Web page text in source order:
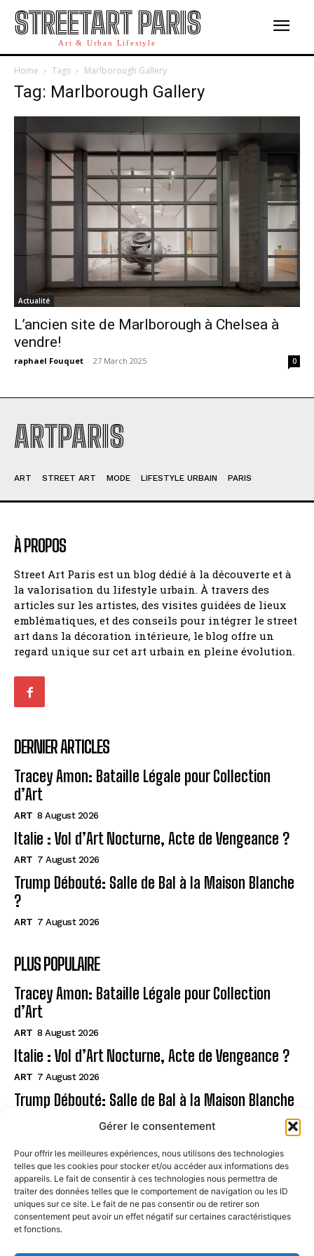
Gérer le consentement
Pour offrir les meilleures expériences, nous utilisons des technologies
telles que les cookies pour stocker et/ou accéder aux informations des
appareils. Le fait de consentir à ces technologies nous permettra de
traiter des données telles que le comportement de navigation ou les ID
uniques sur ce site. Le fait de ne pas consentir ou de retirer son
consentement peut avoir un effet négatif sur certaines caractéristiques
et fonctions.
STREETART PARIS
Art & Urban Lifestyle
Home Tags Marlborough Gallery
Tag: Marlborough Gallery
Actualité
L’ancien site de Marlborough à Chelsea à
vendre!
raphael Fouquet - 27 March 2025 0
ARTPARIS
ART STREET ART MODE LIFESTYLE URBAIN PARIS
À PROPOS
Street Art Paris est un blog dédié à la découverte et à
la valorisation du lifestyle urbain. À travers des
articles sur les artistes, des visites guidées de lieux
emblématiques, et des conseils pour intégrer le street
art dans la décoration intérieure, le blog offre un
regard unique sur cet art urbain en pleine évolution.
DERNIER ARTICLES
Tracey Amon: Bataille Légale pour Collection
d’Art
ART 8 August 2026
Italie : Vol d’Art Nocturne, Acte de Vengeance ?
ART 7 August 2026
Trump Débouté: Salle de Bal à la Maison Blanche
?
ART 7 August 2026
PLUS POPULAIRE
Tracey Amon: Bataille Légale pour Collection
d’Art
ART 8 August 2026
Italie : Vol d’Art Nocturne, Acte de Vengeance ?
ART 7 August 2026
Trump Débouté: Salle de Bal à la Maison Blanche
Page
CONTACT
MENTIONS LÉGALES